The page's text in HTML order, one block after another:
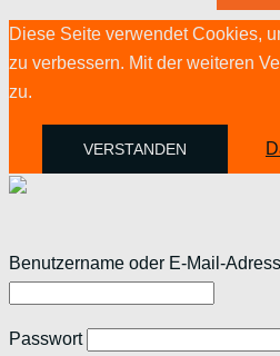
Diese Seite verwendet Cookies,
zu verbessern. Mit der weiteren
zu.
VERSTANDEN
Benutzername oder E-Mail-
Passwort